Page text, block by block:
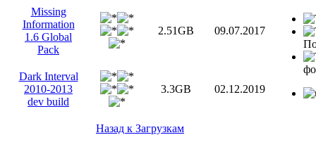
Missing
Information
1.6 Global
Pack
2.51GB 09.07.2017
Dark Interval
2010-2013
dev build
3.3GB 02.12.2019
Назад к Загрузкам